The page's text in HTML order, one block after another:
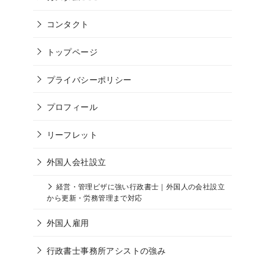
コンタクト
トップページ
プライバシーポリシー
プロフィール
リーフレット
外国人会社設立
経営・管理ビザに強い行政書士｜外国人の会社設立
から更新・労務管理まで対応
外国人雇用
行政書士事務所アシストの強み